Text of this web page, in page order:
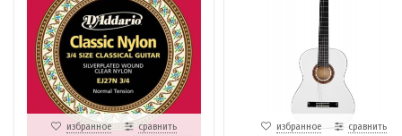
избранное сравнить избранное сравнить